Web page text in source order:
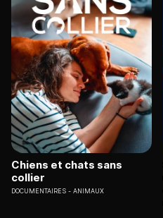
Chiens et chats sans
collier
DOCUMENTAIRES ANIMAUX